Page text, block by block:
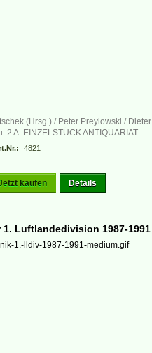
(Hrsg.) / Peter Preylowski / Dieter
2 A. EINZELSTÜCK ANTIQUARIAT
4821
kaufen Details
1. Luftlandedivision 1987-1991